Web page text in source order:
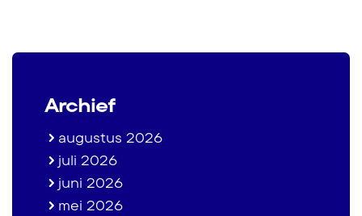
Archief
augustus 2026
juli 2026
juni 2026
mei 2026